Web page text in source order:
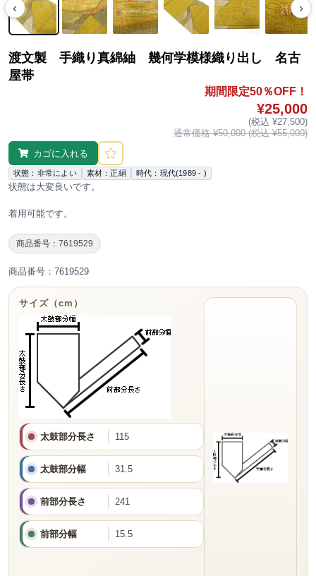
‹ ›
渡文製 手織り真綿紬 幾何学模様織り出し 名古
屋帯
期間限定50％OFF！
¥25,000
(税込 ¥27,500)
通常価格 ¥50,000 (税込 ¥55,000)
カゴに入れる
状態：非常によい 素材：正絹 時代：現代(1989 - )
状態は大変良いです。
着用可能です。
商品番号：7619529
商品番号：7619529
サイズ（cm）
太鼓部分長さ 115
太鼓部分幅 31.5
前部分長さ 241
前部分幅 15.5